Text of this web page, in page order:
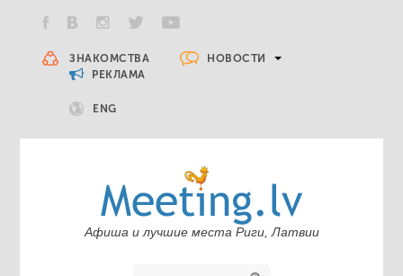
ЗНАКОМСТВА
НОВОСТИ
РЕКЛАМА
ENG
Афиша и лучшие места Риги, Латвии